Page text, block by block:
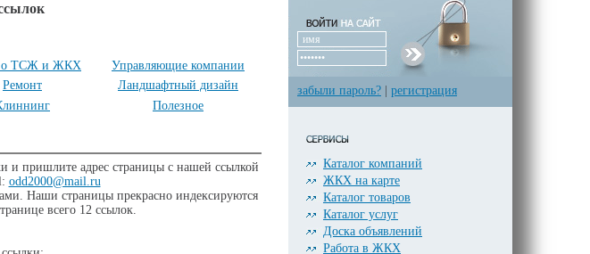
о ТСЖ и ЖКХ
Управляющие компании
Ремонт
Ландшафтный дизайн
Полезное
и пришлите адрес страницы с нашей ссылкой
odd2000@mail.ru
Наши страницы прекрасно индексируются
всего 12 ссылок.
забыли пароль? регистрация
Каталог компаний
ЖКХ на карте
Каталог товаров
Каталог услуг
Доска объявлений
Работа в ЖКХ